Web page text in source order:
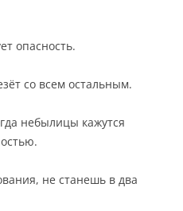
опасность.
со всем остальным.
небылицы кажутся
не станешь в два